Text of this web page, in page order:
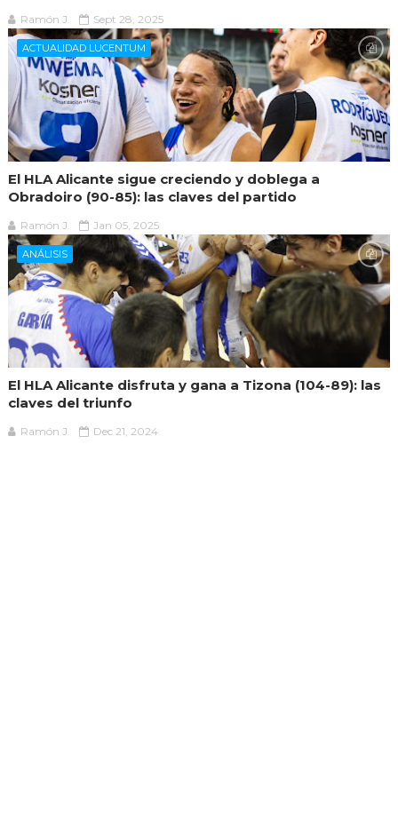
Ramón J. Sept 28, 2025
ACTUALIDAD LUCENTUM
El HLA Alicante sigue creciendo y doblega a
Obradoiro (90-85): las claves del partido
Ramón J. Jan 05, 2025
ANÁLISIS
El HLA Alicante disfruta y gana a Tizona (104-89): las
claves del triunfo
Ramón J. Dec 21, 2024